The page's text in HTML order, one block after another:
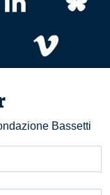
Bassetti